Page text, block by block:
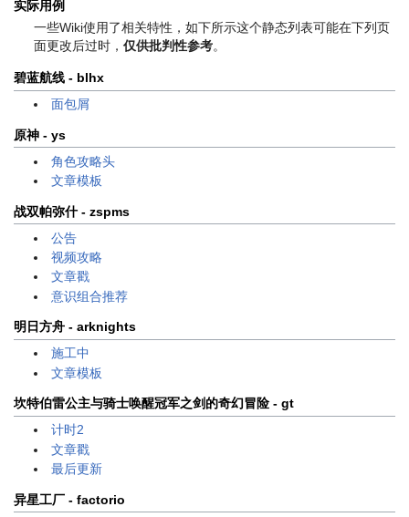
实际用例
一些Wiki使用了相关特性，如下所示这个静态列表可能在下列页
面更改后过时 ，仅供批判性参考。
碧蓝航线 - blhx
面包屑
原神 - ys
角色攻略头
文章模板
战双帕弥什 - zspms
公告
视频攻略
文章戳
意识组合推荐
明日方舟 - arknights
施工中
文章模板
坎特伯雷公主与骑士唤醒冠军之剑的奇幻冒险 - gt
计时2
文章戳
最后更新
异星工厂 - factorio